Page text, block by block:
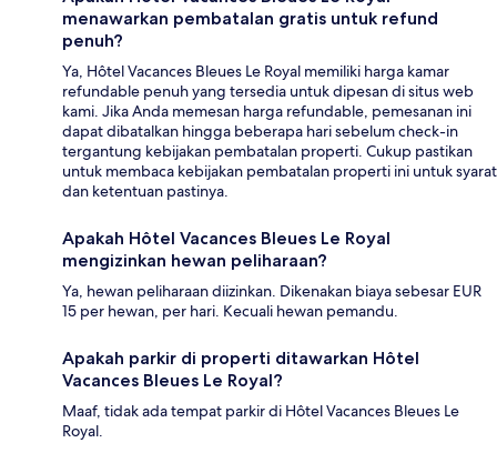
menawarkan pembatalan gratis untuk refund
penuh?
Ya, Hôtel Vacances Bleues Le Royal memiliki harga kamar
refundable penuh yang tersedia untuk dipesan di situs web
kami. Jika Anda memesan harga refundable, pemesanan ini
dapat dibatalkan hingga beberapa hari sebelum check-in
tergantung kebijakan pembatalan properti. Cukup pastikan
untuk membaca kebijakan pembatalan properti ini untuk syarat
dan ketentuan pastinya.
Apakah Hôtel Vacances Bleues Le Royal
mengizinkan hewan peliharaan?
Ya, hewan peliharaan diizinkan. Dikenakan biaya sebesar EUR
15 per hewan, per hari. Kecuali hewan pemandu.
Apakah parkir di properti ditawarkan Hôtel
Vacances Bleues Le Royal?
Maaf, tidak ada tempat parkir di Hôtel Vacances Bleues Le
Royal.